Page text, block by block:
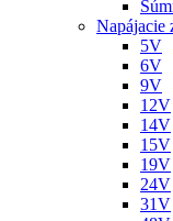
Napájacie
5V
6V
9V
12V
14V
15V
19V
24V
31V